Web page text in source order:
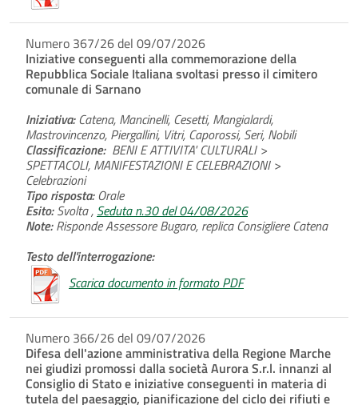
Numero 367/26 del 09/07/2026
Iniziative conseguenti alla commemorazione della
Repubblica Sociale Italiana svoltasi presso il cimitero
comunale di Sarnano
Iniziativa:Catena, Mancinelli, Cesetti, Mangialardi,
Mastrovincenzo, Piergallini, Vitri, Caporossi, Seri, Nobili
Classificazione: BENI E ATTIVITA' CULTURALI >
SPETTACOLI, MANIFESTAZIONI E CELEBRAZIONI >
Celebrazioni
Tipo risposta:Orale
Esito:Svolta , Seduta n.30 del 04/08/2026
Note:Risponde Assessore Bugaro, replica Consigliere Catena
Testo dell'interrogazione:
Scarica documento in formato PDF
Numero 366/26 del 09/07/2026
Difesa dell'azione amministrativa della Regione Marche
nei giudizi promossi dalla società Aurora S.r.l. innanzi al
Consiglio di Stato e iniziative conseguenti in materia di
tutela del paesaggio, pianificazione del ciclo dei rifiuti e